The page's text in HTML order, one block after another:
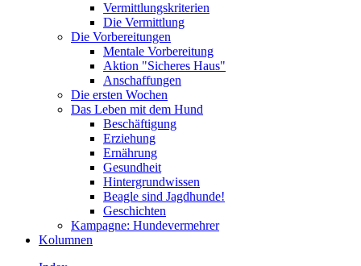
Vermittlungskriterien
Die Vermittlung
Die Vorbereitungen
Mentale Vorbereitung
Aktion "Sicheres Haus"
Anschaffungen
Die ersten Wochen
Das Leben mit dem Hund
Beschäftigung
Erziehung
Ernährung
Gesundheit
Hintergrundwissen
Beagle sind Jagdhunde!
Geschichten
Kampagne: Hundevermehrer
Kolumnen